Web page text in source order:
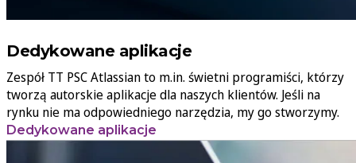
Dedykowane aplikacje
Zespół TT PSC Atlassian to m.in. świetni programiści, którzy
tworzą autorskie aplikacje dla naszych klientów. Jeśli na
rynku nie ma odpowiedniego narzędzia, my go stworzymy.
Dedykowane aplikacje